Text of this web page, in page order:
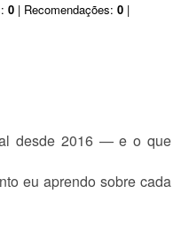
0 | Recomendações: 0 |
desde 2016 — e o que
eu aprendo sobre cada